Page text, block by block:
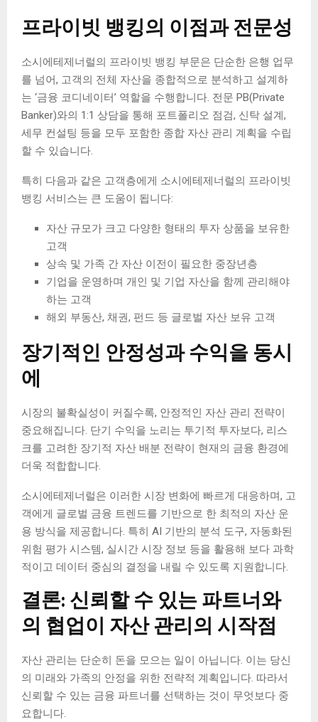
프라이빗 뱅킹의 이점과 전문성
소시에테제너럴의 프라이빗 뱅킹 부문은 단순한 은행 업무
를 넘어, 고객의 전체 자산을 종합적으로 분석하고 설계하
는 ‘금융 코디네이터’ 역할을 수행합니다. 전문 PB(Private
Banker)와의 1:1 상담을 통해 포트폴리오 점검, 신탁 설계,
세무 컨설팅 등을 모두 포함한 종합 자산 관리 계획을 수립
할 수 있습니다.
특히 다음과 같은 고객층에게 소시에테제너럴의 프라이빗
뱅킹 서비스는 큰 도움이 됩니다:
자산 규모가 크고 다양한 형태의 투자 상품을 보유한
고객
상속 및 가족 간 자산 이전이 필요한 중장년층
기업을 운영하며 개인 및 기업 자산을 함께 관리해야
하는 고객
해외 부동산, 채권, 펀드 등 글로벌 자산 보유 고객
장기적인 안정성과 수익을 동시
에
시장의 불확실성이 커질수록, 안정적인 자산 관리 전략이
중요해집니다. 단기 수익을 노리는 투기적 투자보다, 리스
크를 고려한 장기적 자산 배분 전략이 현재의 금융 환경에
더욱 적합합니다.
소시에테제너럴은 이러한 시장 변화에 빠르게 대응하며, 고
객에게 글로벌 금융 트렌드를 기반으로 한 최적의 자산 운
용 방식을 제공합니다. 특히 AI 기반의 분석 도구, 자동화된
위험 평가 시스템, 실시간 시장 정보 등을 활용해 보다 과학
적이고 데이터 중심의 결정을 내릴 수 있도록 지원합니다.
결론: 신뢰할 수 있는 파트너와
의 협업이 자산 관리의 시작점
자산 관리는 단순히 돈을 모으는 일이 아닙니다. 이는 당신
의 미래와 가족의 안정을 위한 전략적 계획입니다. 따라서
신뢰할 수 있는 금융 파트너를 선택하는 것이 무엇보다 중
요합니다.